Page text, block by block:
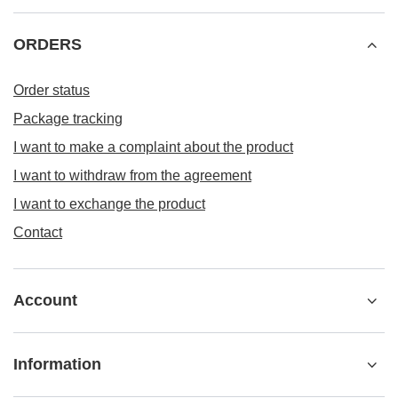
ORDERS
Order status
Package tracking
I want to make a complaint about the product
I want to withdraw from the agreement
I want to exchange the product
Contact
Account
Information